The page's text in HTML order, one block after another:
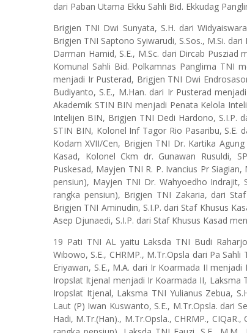
dari Paban Utama Ekku Sahli Bid. Ekkudag
Brigjen TNI Dwi Sunyata, S.H. dari
Brigjen TNI Saptono Syiwarudi, S.Sos., M.Si.
Darman Hamid, S.E., M.Sc. dari Dircab
Komunal Sahli Bid. Polkamnas Panglima TNI
menjadi Ir Pusterad, Brigjen TNI Dwi
Budiyanto, S.E., M.Han. dari Ir Pusterad
Akademik STIN BIN menjadi Penata Kelola
Intelijen BIN, Brigjen TNI Dedi Hardono, S.I.P.
STIN BIN, Kolonel Inf Tagor Rio Pasaribu,
Kodam XVII/Cen, Brigjen TNI Dr. Kartika
Kasad, Kolonel Ckm dr. Gunawan Rusuldi,
Puskesad, Mayjen TNI R. P. Ivancius Pr
pensiun), Mayjen TNI Dr. Wahyoedho Indrajit,
rangka pensiun), Brigjen TNI Zakaria, dari
Brigjen TNI Aminudin, S.I.P. dari Staf Khusus
Asep Djunaedi, S.I.P. dari Staf Khusus Kasad
19 Pati TNI AL yaitu Laksda TNI Budi
Wibowo, S.E., CHRMP., M.Tr.Opsla dari Pa
Eriyawan, S.E., M.A. dari Ir Koarmada II
Iropslat Itjenal menjadi Ir Koarmada II, Laksma
Iropslat Itjenal, Laksma TNI Yulianus Zebua,
Laut (P) Iwan Kuswanto, S.E., M.Tr.Opsla. dari
Hadi, M.Tr.(Han)., M.Tr.Opsla., CHRMP.,